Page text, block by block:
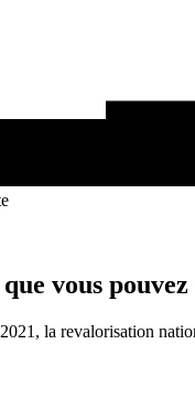
vous
la revalorisation